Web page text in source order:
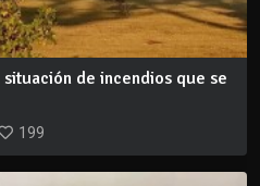
de incendios que se
199